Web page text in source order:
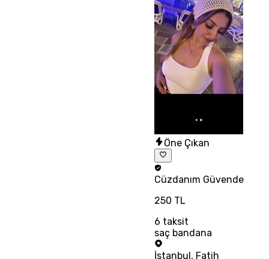
Öne Çıkan
Cüzdanım Güvende
250 TL
6 taksit
saç bandana
İstanbul, Fatih